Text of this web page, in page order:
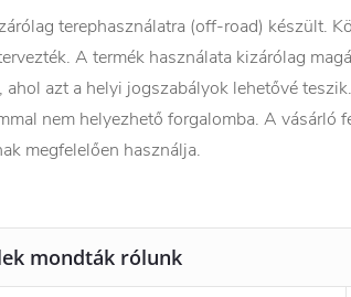
terephasználatra (off-road) készült.
A termék használata kizárólag
ahol azt a helyi jogszabályok lehetővé
nem helyezhető forgalomba. A vásárló
megfelelően használja.